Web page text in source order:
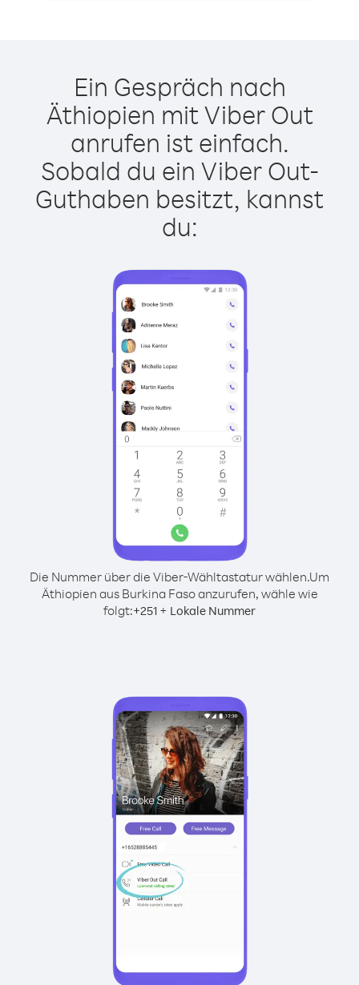
Ein Gespräch nach
Äthiopien mit Viber Out
anrufen ist einfach.
Sobald du ein Viber Out-
Guthaben besitzt, kannst
du:
Die Nummer über die Viber-Wähltastatur wählen.Um
Äthiopien aus Burkina Faso anzurufen, wähle wie
folgt:+251 + Lokale Nummer